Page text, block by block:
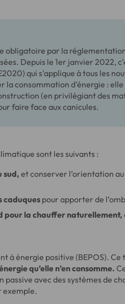
obligatoire par la
Depuis le 1er janvier 2022,
qui s'applique à tous les
la consommation d'énergie :
(en privilégiant des
faire face aux canicules.
sont les suivants :
sud, et conserver l’orientation
caduquespour apporter de
pour la chauffer naturellement,
à énergie positive (BEPOS). Ce
qu’elle n’en consomme.
passive avec des systèmes de
exemple.